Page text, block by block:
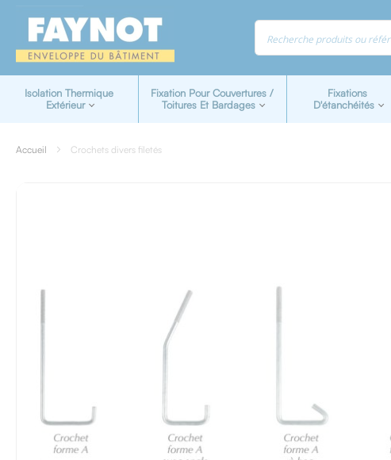
Isolation Thermique
Extérieur
Fixation Pour Couvertures /
Toitures Et Bardages
Fixations
D'étanchéités
Accueil Crochets divers filetés